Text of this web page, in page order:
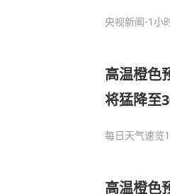
央视新闻-1小
高温橙色
将猛降至
每日天气速览
高温橙色